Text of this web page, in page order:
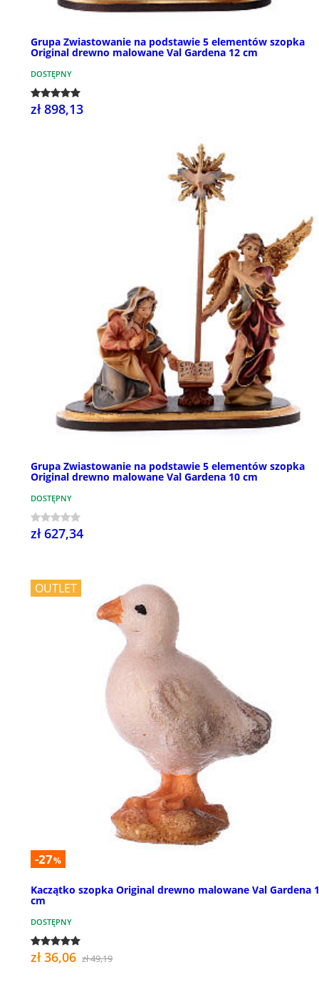
Grupa Zwiastowanie na podstawie 5 elementów szopka
Original drewno malowane Val Gardena 12 cm
DOSTĘPNY
zł 898,13
Grupa Zwiastowanie na podstawie 5 elementów szopka
Original drewno malowane Val Gardena 10 cm
DOSTĘPNY
zł 627,34
OUTLET
-27%
Kaczątko szopka Original drewno malowane Val Gardena
cm
DOSTĘPNY
zł 36,06 zł 49,19